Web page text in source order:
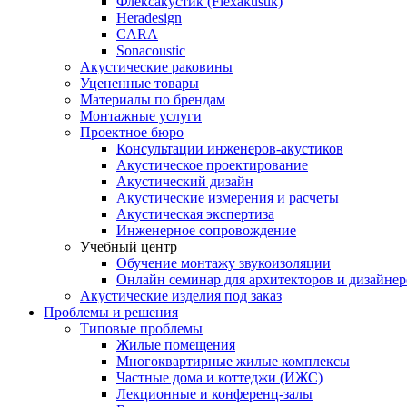
Heradesign
CARA
Sonacoustic
Акустические раковины
Уцененные товары
Материалы по брендам
Монтажные услуги
Проектное бюро
Консультации инженеров-акустиков
Акустическое проектирование
Акустический дизайн
Акустические измерения и расчеты
Акустическая экспертиза
Инженерное сопровождение
Учебный центр
Обучение монтажу звукоизоляции
Онлайн семинар для архитекторов и
Акустические изделия под заказ
Проблемы и решения
Типовые проблемы
Жилые помещения
Многоквартирные жилые комплексы
Частные дома и коттеджи (ИЖС)
Лекционные и конференц-залы